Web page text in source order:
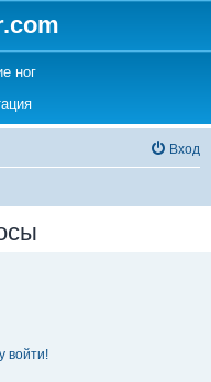
tab)
ног(Opens a new tab)
tab)(Opens a new tab)
Вход
войти!